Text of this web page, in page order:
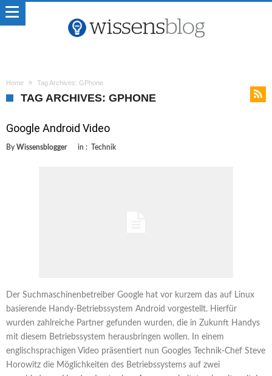
Home Tag Archives: GPhone
TAG ARCHIVES: GPHONE
Google Android Video
By Wissensblogger in : Technik
Der Suchmaschinenbetreiber Google hat vor kurzem das auf Linux
basierende Handy-Betriebssystem Android vorgestellt. Hierfür
wurden zahlreiche Partner gefunden wurden, die in Zukunft Handys
mit diesem Betriebssystem herausbringen wollen. In einem
englischsprachigen Video präsentiert nun Googles Technik-Chef Steve
Horowitz die Möglichkeiten des Betriebssystems auf zwei